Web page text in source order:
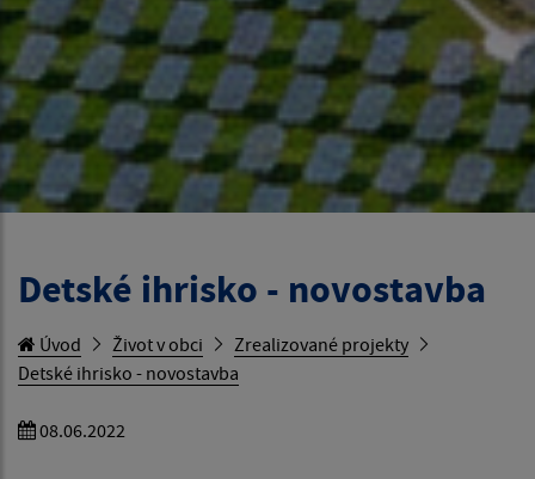
Detské ihrisko - novostavba
Úvod Život v obci
Zrealizované projekty
Detské ihrisko - novostavba
08.06.2022